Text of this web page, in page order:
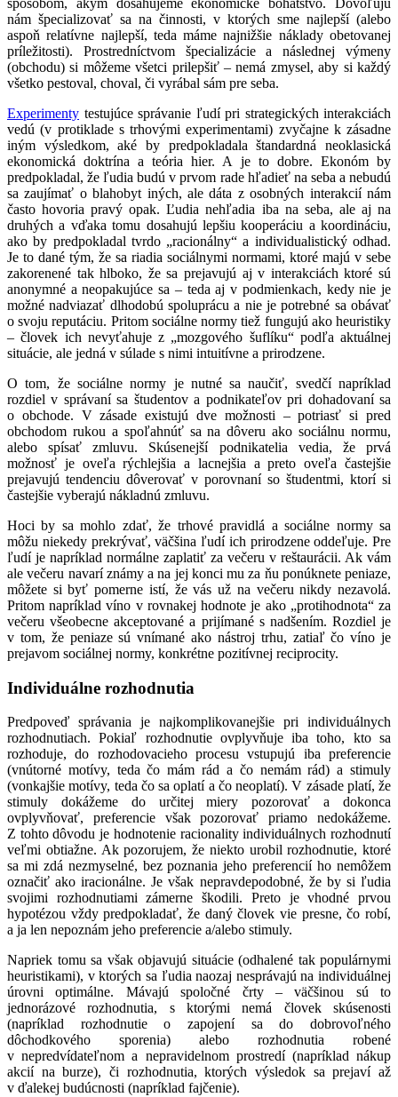
nám špecializovať sa na činnosti, v ktorých sme najlepší (alebo
aspoň relatívne najlepší, teda máme najnižšie náklady obetovanej
príležitosti). Prostredníctvom špecializácie a následnej výmeny
(obchodu) si môžeme všetci prilepšiť – nemá zmysel, aby si každý
všetko pestoval, choval, či vyrábal sám pre seba.
Experimenty testujúce správanie ľudí pri strategických interakciách
vedú (v protiklade s trhovými experimentami) zvyčajne k zásadne
iným výsledkom, aké by predpokladala štandardná neoklasická
ekonomická doktrína a teória hier. A je to dobre. Ekonóm by
predpokladal, že ľudia budú v prvom rade hľadieť na seba a nebudú
sa zaujímať o blahobyt iných, ale dáta z osobných interakcií nám
často hovoria pravý opak. Ľudia nehľadia iba na seba, ale aj na
druhých a vďaka tomu dosahujú lepšiu kooperáciu a koordináciu,
ako by predpokladal tvrdo „racionálny“ a individualistický odhad.
Je to dané tým, že sa riadia sociálnymi normami, ktoré majú v sebe
zakorenené tak hlboko, že sa prejavujú aj v interakciách ktoré sú
anonymné a neopakujúce sa – teda aj v podmienkach, kedy nie je
možné nadviazať dlhodobú spoluprácu a nie je potrebné sa obávať
o svoju reputáciu. Pritom sociálne normy tiež fungujú ako heuristiky
– človek ich nevyťahuje z „mozgového šuflíku“ podľa aktuálnej
situácie, ale jedná v súlade s nimi intuitívne a prirodzene.
O tom, že sociálne normy je nutné sa naučiť, svedčí napríklad
rozdiel v správaní sa študentov a podnikateľov pri dohadovaní sa
o obchode. V zásade existujú dve možnosti – potriasť si pred
obchodom rukou a spoľahnúť sa na dôveru ako sociálnu normu,
alebo spísať zmluvu. Skúsenejší podnikatelia vedia, že prvá
možnosť je oveľa rýchlejšia a lacnejšia a preto oveľa častejšie
prejavujú tendenciu dôverovať v porovnaní so študentmi, ktorí si
častejšie vyberajú nákladnú zmluvu.
Hoci by sa mohlo zdať, že trhové pravidlá a sociálne normy sa
môžu niekedy prekrývať, väčšina ľudí ich prirodzene oddeľuje. Pre
ľudí je napríklad normálne zaplatiť za večeru v reštaurácii. Ak vám
ale večeru navarí známy a na jej konci mu za ňu ponúknete peniaze,
môžete si byť pomerne istí, že vás už na večeru nikdy nezavolá.
Pritom napríklad víno v rovnakej hodnote je ako „protihodnota“ za
večeru všeobecne akceptované a prijímané s nadšením. Rozdiel je
v tom, že peniaze sú vnímané ako nástroj trhu, zatiaľ čo víno je
prejavom sociálnej normy, konkrétne pozitívnej reciprocity.
Individuálne rozhodnutia
Predpoveď správania je najkomplikovanejšie pri individuálnych
rozhodnutiach. Pokiaľ rozhodnutie ovplyvňuje iba toho, kto sa
rozhoduje, do rozhodovacieho procesu vstupujú iba preferencie
(vnútorné motívy, teda čo mám rád a čo nemám rád) a stimuly
(vonkajšie motívy, teda čo sa oplatí a čo neoplatí). V zásade platí, že
stimuly dokážeme do určitej miery pozorovať a dokonca
ovplyvňovať, preferencie však pozorovať priamo nedokážeme.
Z tohto dôvodu je hodnotenie racionality individuálnych rozhodnutí
veľmi obtiažne. Ak pozorujem, že niekto urobil rozhodnutie, ktoré
sa mi zdá nezmyselné, bez poznania jeho preferencií ho nemôžem
označiť ako iracionálne. Je však nepravdepodobné, že by si ľudia
svojimi rozhodnutiami zámerne škodili. Preto je vhodné prvou
hypotézou vždy predpokladať, že daný človek vie presne, čo robí,
a ja len nepoznám jeho preferencie a/alebo stimuly.
Napriek tomu sa však objavujú situácie (odhalené tak populárnymi
heuristikami), v ktorých sa ľudia naozaj nesprávajú na individuálnej
úrovni optimálne. Mávajú spoločné črty – väčšinou sú to
jednorázové rozhodnutia, s ktorými nemá človek skúsenosti
(napríklad rozhodnutie o zapojení sa do dobrovoľného
dôchodkového sporenia) alebo rozhodnutia robené
v nepredvídateľnom a nepravidelnom prostredí (napríklad nákup
akcií na burze), či rozhodnutia, ktorých výsledok sa prejaví až
v ďalekej budúcnosti (napríklad fajčenie).